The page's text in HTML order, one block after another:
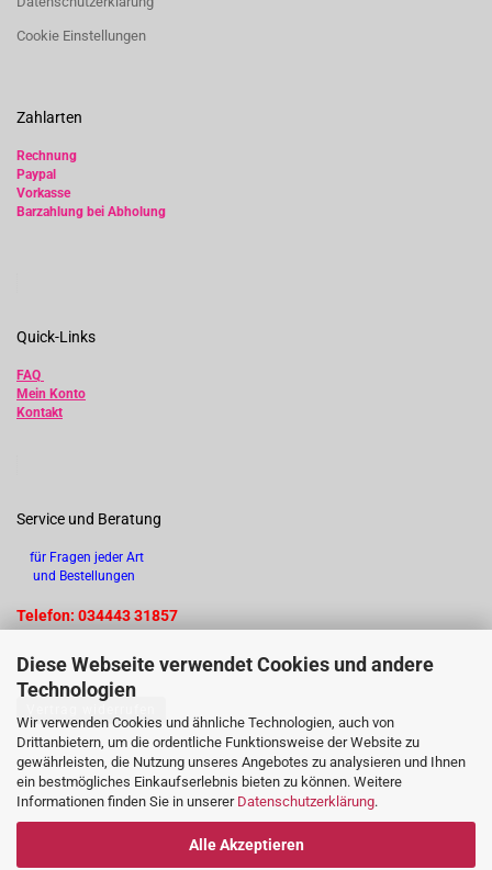
Diese Webseite verwendet Cookies und andere
Technologien
Wir verwenden Cookies und ähnliche Technologien, auch von
Drittanbietern, um die ordentliche Funktionsweise der Website zu
gewährleisten, die Nutzung unseres Angebotes zu analysieren und Ihnen
ein bestmögliches Einkaufserlebnis bieten zu können. Weitere
Informationen finden Sie in unserer Datenschutzerklärung.
Alle Akzeptieren
Cookie Einstellungen
Zahlarten
Rechnung
Paypal
Vorkasse
Barzahlung bei Abholung
Quick-Links
FAQ
Mein Konto
Kontakt
Service und Beratung
für Fragen jeder Art
und Bestellungen
Telefon: 034443 31857